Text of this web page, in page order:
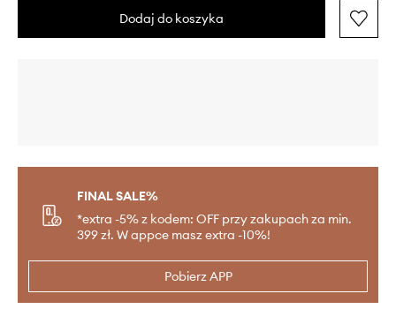
Dodaj do koszyka
FINAL SALE%
*extra -5% z kodem: OFF przy zakupach za min.
399 zł. W appce masz extra -10%!
Pobierz APP